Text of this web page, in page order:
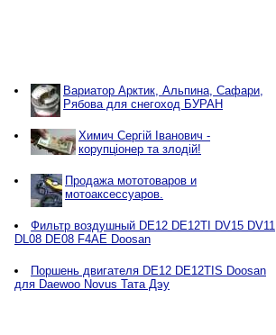
Вариатор Арктик, Альпина, Сафари,
Рябова для снегоход БУРАН
Химич Сергій Іванович -
корупціонер та злодій!
Продажа мототоваров и
мотоаксессуаров.
Фильтр воздушный DE12 DE12TI DV15 DV11
DL08 DE08 F4AE Doosan
Поршень двигателя DE12 DE12TIS Doosan
для Daewoo Novus Тата Дэу